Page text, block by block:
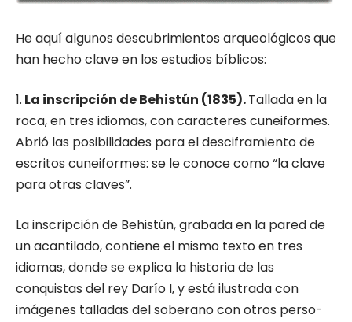
He aquí algunos descubrimientos ar­queológicos que
han hecho clave en los estudios bíblicos:
1. La inscripción de Behistún (1835).Tallada en la
roca, en tres idiomas, con caracteres cunei­formes.
Abrió las posibilidades para el desci­framiento de
escritos cuneiformes: se le conoce como “la clave
para otras claves”.
La inscripción de Behistún, grabada en la pa­red de
un acantilado, contiene el mismo texto en tres
idiomas, donde se explica la historia de las
conquistas del rey Darío I, y está ilustrada con
imágenes talladas del soberano con otros perso­